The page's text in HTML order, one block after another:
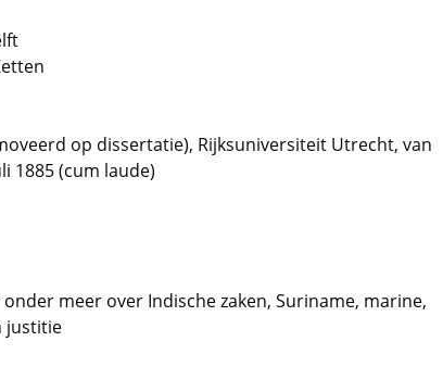
op dissertatie), Rijksuniversiteit Utrecht, van
1885 (cum laude)
meer over Indische zaken, Suriname, marine,
justitie